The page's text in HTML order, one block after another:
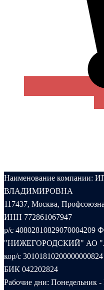
Наименование
ВЛАДИМИРОВНА
117437, Москва,
ИНН 772861067947
р/с
"НИЖЕГОРОДСКИЙ" АО
кор/с 30101810200000000824
БИК 042202824
Рабочие дни: Понедельник